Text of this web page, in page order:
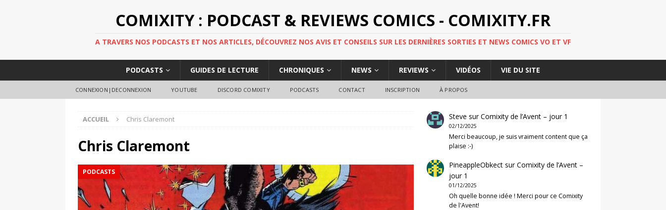
COMIXITY : PODCAST & REVIEWS COMICS - COMIXITY.FR
A TRAVERS NOS PODCASTS ET NOS ARTICLES, DÉCOUVREZ NOS AVIS ET CONSEILS SUR LES DERNIÈRES SORTIES ET NEWS COMICS VO ET VF
PODCASTS GUIDES DE LECTURE CHRONIQUES NEWS REVIEWS VIDÉOS VIE DU SITE
CONNEXION|DECONNEXION YOUTUBE DISCORD COMIXITY PODCASTS CONTACT INSCRIPTION À PROPOS
ACCUEIL Chris Claremont
Chris Claremont
PODCASTS
Steve surComixity de l’Avent – jour 1
02/12/2025
Merci beaucoup, je suis vraiment content que ça
plaise :-)
PineappleObkect surComixity de l’Avent –
jour 1
01/12/2025
Oh quelle bonne idée ! Merci pour ce Comixity
de l'Avent!